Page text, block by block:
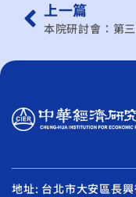
上一篇
地址: 台北市大安區長